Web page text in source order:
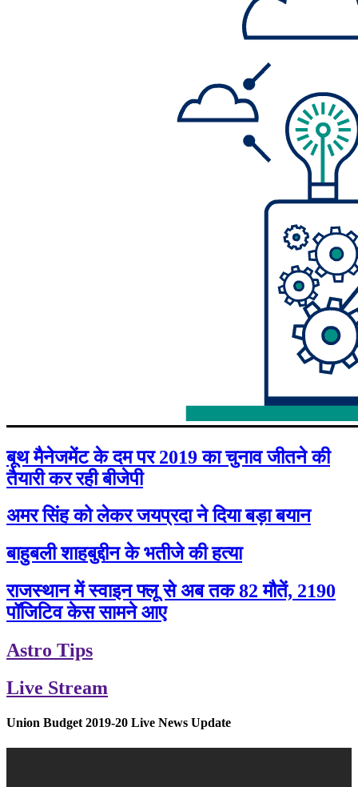
बूथ मैनेजमेंट के दम पर 2019 का चुनाव जीतने की
तैयारी कर रही बीजेपी
अमर सिंह को लेकर जयप्रदा ने दिया बड़ा बयान
बाहुबली शाहबुद्दीन के भतीजे की हत्या
राजस्थान में स्वाइन फ्लू से अब तक 82 मौतें, 2190
पॉजिटिव केस सामने आए
Astro Tips
Live Stream
Union Budget 2019-20 Live News Update